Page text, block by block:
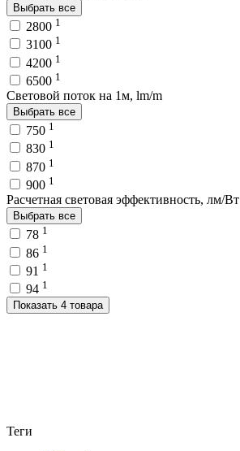
Выбрать все
2800 1
3100 1
4200 1
6500 1
Световой поток на 1м, lm/m
Выбрать все
750 1
830 1
870 1
900 1
Расчетная световая эффективность, лм/Вт
Выбрать все
78 1
86 1
91 1
94 1
Показать 4 товара
Теги